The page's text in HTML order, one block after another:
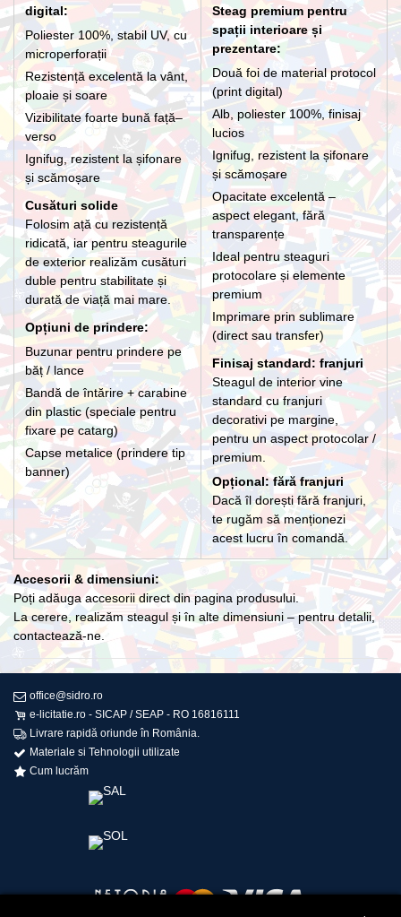
digital:
Poliester 100%, stabil UV, cu
microperforații
Rezistență excelentă la vânt,
ploaie și soare
Vizibilitate foarte bună față–
verso
Ignifug, rezistent la șifonare
și scămoșare
Cusături solide
Folosim ață cu rezistență
ridicată, iar pentru steagurile
de exterior realizăm cusături
duble pentru stabilitate și
durată de viață mai mare.
Opțiuni de prindere:
Buzunar pentru prindere pe
băț / lance
Bandă de întărire + carabine
din plastic (speciale pentru
fixare pe catarg)
Capse metalice (prindere tip
banner)
Steag premium pentru
spații interioare și
prezentare:
Două foi de material protocol
(print digital)
Alb, poliester 100%, finisaj
lucios
Ignifug, rezistent la șifonare
și scămoșare
Opacitate excelentă –
aspect elegant, fără
transparențe
Ideal pentru steaguri
protocolare și elemente
premium
Imprimare prin sublimare
(direct sau transfer)
Finisaj standard: franjuri
Steagul de interior vine
standard cu franjuri
decorativi pe margine,
pentru un aspect protocolar /
premium.
Opțional: fără franjuri
Dacă îl dorești fără franjuri,
te rugăm să menționezi
acest lucru în comandă.
Accesorii & dimensiuni:
Poți adăuga accesorii direct din pagina produsului.
La cerere, realizăm steagul și în alte dimensiuni – pentru detalii,
contactează-ne.
office@sidro.ro
e-licitatie.ro - SICAP / SEAP - RO 16816111
Livrare rapidă oriunde în România.
Materiale si Tehnologii utilizate
Cum lucrăm